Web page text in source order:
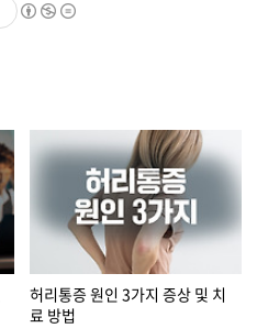
허리통증 원인 3가지 증상 및 치
료 방법